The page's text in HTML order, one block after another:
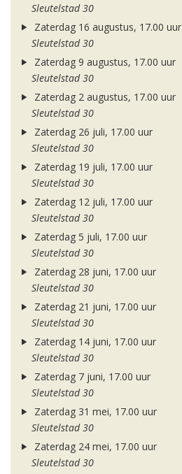
Sleutelstad 30
Zaterdag 16 augustus, 17.00 uur
Sleutelstad 30
Zaterdag 9 augustus, 17.00 uur
Sleutelstad 30
Zaterdag 2 augustus, 17.00 uur
Sleutelstad 30
Zaterdag 26 juli, 17.00 uur
Sleutelstad 30
Zaterdag 19 juli, 17.00 uur
Sleutelstad 30
Zaterdag 12 juli, 17.00 uur
Sleutelstad 30
Zaterdag 5 juli, 17.00 uur
Sleutelstad 30
Zaterdag 28 juni, 17.00 uur
Sleutelstad 30
Zaterdag 21 juni, 17.00 uur
Sleutelstad 30
Zaterdag 14 juni, 17.00 uur
Sleutelstad 30
Zaterdag 7 juni, 17.00 uur
Sleutelstad 30
Zaterdag 31 mei, 17.00 uur
Sleutelstad 30
Zaterdag 24 mei, 17.00 uur
Sleutelstad 30